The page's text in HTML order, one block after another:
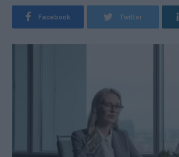
Facebook Twitter